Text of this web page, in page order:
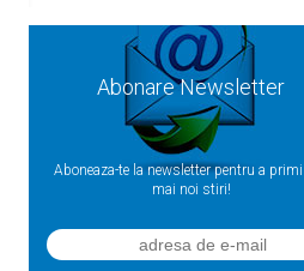
Abonare Newsletter
Aboneaza-te la newsletter pentru a primi
mai noi stiri!